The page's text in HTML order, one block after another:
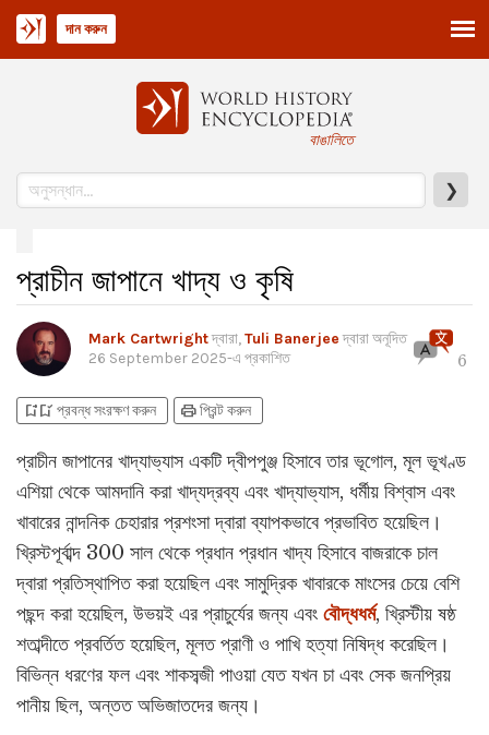
বাঙালিতে
❯
দান করুন
প্রাচীন জাপানে খাদ্য ও কৃষি
Mark Cartwrightদ্বারা,Tuli Banerjeeদ্বারা অনূদিত
26 September 2025-এ প্রকাশিত 6
bookmark_addbookmark_added প্রবন্ধ সংরক্ষণ করুন printপ্রিন্ট করুন
প্রাচীন জাপানের খাদ্যাভ্যাস একটি দ্বীপপুঞ্জ হিসাবে তার ভূগোল, মূল ভূখণ্ড
এশিয়া থেকে আমদানি করা খাদ্যদ্রব্য এবং খাদ্যাভ্যাস, ধর্মীয় বিশ্বাস এবং
খাবারের নান্দনিক চেহারার প্রশংসা দ্বারা ব্যাপকভাবে প্রভাবিত হয়েছিল।
খ্রিস্টপূর্বাব্দ 300 সাল থেকে প্রধান প্রধান খাদ্য হিসাবে বাজরাকে চাল
দ্বারা প্রতিস্থাপিত করা হয়েছিল এবং সামুদ্রিক খাবারকে মাংসের চেয়ে বেশি
পছন্দ করা হয়েছিল, উভয়ই এর প্রাচুর্যের জন্য এবং বৌদ্ধধর্ম, খ্রিস্টীয় ষষ্ঠ
শতাব্দীতে প্রবর্তিত হয়েছিল, মূলত প্রাণী ও পাখি হত্যা নিষিদ্ধ করেছিল।
বিভিন্ন ধরণের ফল এবং শাকসব্জী পাওয়া যেত যখন চা এবং সেক জনপ্রিয়
পানীয় ছিল, অন্তত অভিজাতদের জন্য।